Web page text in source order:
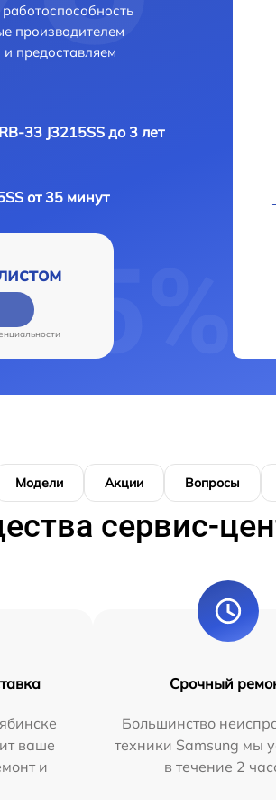
производителем
предоставляем
33 J3215SS до 3 лет
от 35 минут
Модели Акции Вопросы
сервис-
ваше
и
Срочный
Большинство
техники Samsung мы
в течение 2